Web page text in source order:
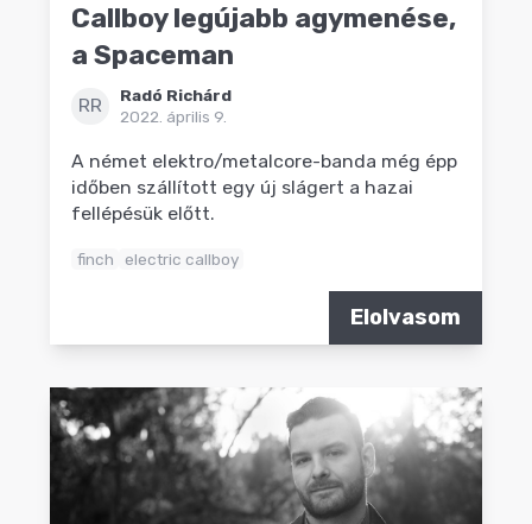
Callboy legújabb agymenése,
a Spaceman
RR
Radó Richárd
2022. április 9.
A német elektro/metalcore-banda még épp
időben szállított egy új slágert a hazai
fellépésük előtt.
finch electric callboy
Elolvasom